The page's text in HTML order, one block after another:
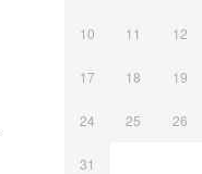
10 11 12
17 18 19
24 25 26
31